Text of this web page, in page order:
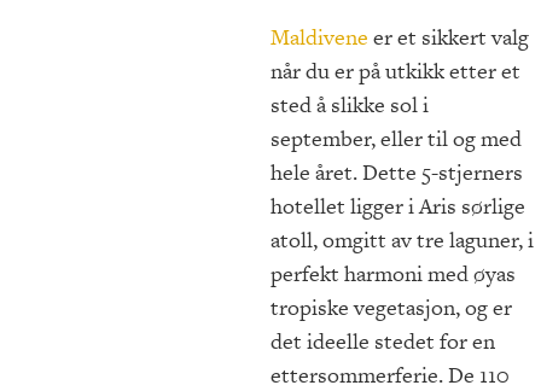
Maldivene er et sikkert valg
når du er på utkikk etter et
sted å slikke sol i
september, eller til og med
hele året. Dette 5-stjerners
hotellet ligger i Aris sørlige
atoll, omgitt av tre laguner, i
perfekt harmoni med øyas
tropiske vegetasjon, og er
det ideelle stedet for en
ettersommerferie. De 110